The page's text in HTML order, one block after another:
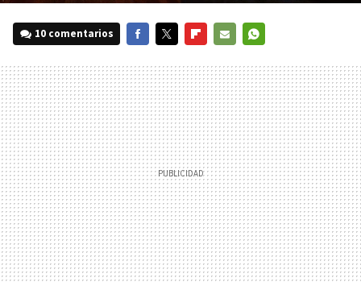
10 comentarios
MAIL